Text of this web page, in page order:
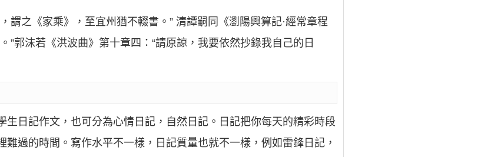
謂之《家乘》，至宜州猶不輟書。” 清譚嗣同《瀏陽興算記·經常章程
”郭沫若《洪波曲》第十章四：“請原諒，我要依然抄錄我自己的日
生日記作文，也可分為心情日記，自然日記。日記把你每天的精彩時段
過的時間。寫作水平不一樣，日記質量也就不一樣，例如雷鋒日記，